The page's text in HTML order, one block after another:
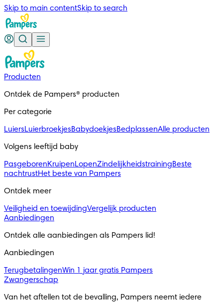
Skip to main contentSkip to search
Producten
Ontdek de Pampers® producten
Per categorie
LuiersLuierbroekjesBabydoekjesBedplassenAlle producten
Volgens leeftijd baby
PasgeborenKruipenLopenZindelijkheidstrainingBeste
nachtrustHet beste van Pampers
Ontdek meer
Veiligheid en toewijdingVergelijk producten
Aanbiedingen
Ontdek alle aanbiedingen als Pampers lid!
Aanbiedingen
TerugbetalingenWin 1 jaar gratis Pampers
Zwangerschap
Van het aftellen tot de bevalling, Pampers neemt iedere